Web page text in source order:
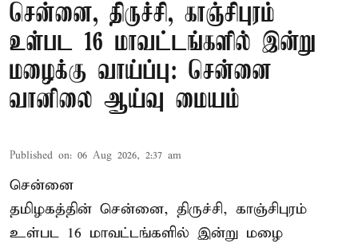
சென்னை, திருச்சி, காஞ்சிபுரம்
உள்பட 16 மாவட்டங்களில் இன்று
மழைக்கு வாய்ப்பு: சென்னை
வானிலை ஆய்வு மையம்
Published on: 06 Aug 2026, 2:37 am
சென்னை
தமிழகத்தின் சென்னை, திருச்சி, காஞ்சிபுரம்
உள்பட 16 மாவட்டங்களில் இன்று மழை